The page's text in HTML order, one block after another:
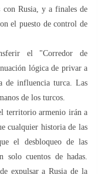
con Rusia, y a finales de
el puesto de control de
el "Corredor de
lógica de privar a
de influencia turca. Las
de los turcos.
territorio armenio irán a
cualquier historia de las
el desbloqueo de las
solo cuentos de hadas.
expulsar a Rusia de la